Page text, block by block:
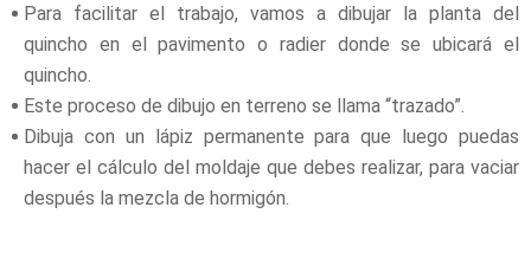
Para facilitar el trabajo, vamos a dibujar la planta del
quincho en el pavimento o radier donde se ubicará el
quincho.
Este proceso de dibujo en terreno se llama “trazado”.
Dibuja con un lápiz permanente para que luego puedas
hacer el cálculo del moldaje que debes realizar, para vaciar
después la mezcla de hormigón.